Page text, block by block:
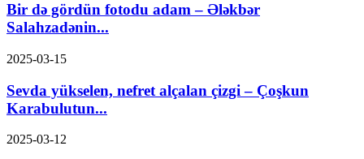
Bir də gördün fotodu adam – Ələkbər
Salahzadənin...
2025-03-15
Sevda yükselen, nefret alçalan çizgi – Çoşkun
Karabulutun...
2025-03-12